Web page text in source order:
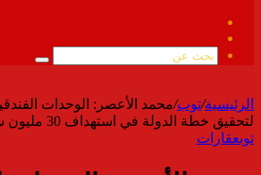
الموقع
بحث
الرئيسية/توب/محمد الأعصر: الوحدات
لتحقيق خطة الدولة في استهداف 30 مليون سائح
توبعقارات